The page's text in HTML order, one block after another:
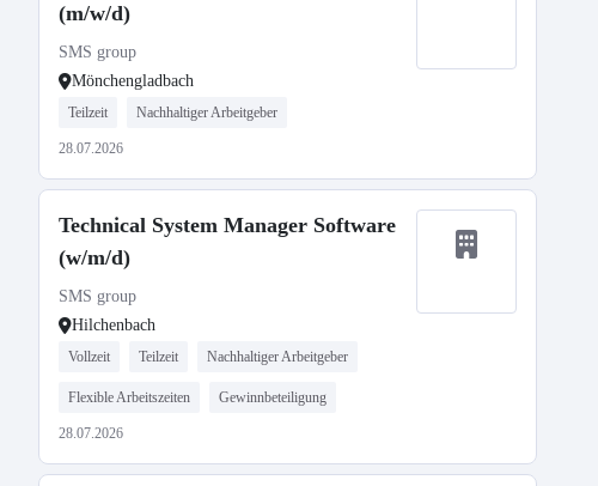
(m/w/d)
SMS group
Mönchengladbach
Teilzeit Nachhaltiger Arbeitgeber
28.07.2026
Technical System Manager Software
(w/m/d)
SMS group
Hilchenbach
Vollzeit Teilzeit Nachhaltiger Arbeitgeber
Flexible Arbeitszeiten Gewinnbeteiligung
28.07.2026